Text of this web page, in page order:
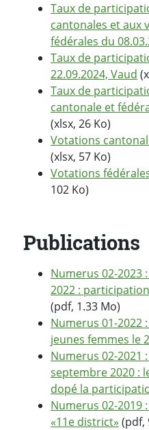
Taux de
cantonales et aux
fédérales du
Taux de
22.09.2024, Vaud
Taux de
cantonale et
(xlsx, 26 Ko)
Votations
(xlsx, 57 Ko)
Votations
102 Ko)
Publications
Numerus 02-2023
2022 :
(pdf, 1.33 Mo)
Numerus 01-2022
jeunes femmes le
Numerus 02-2021
septembre 2020 :
dopé la
Numerus 02-2019
«11e district» (pdf,